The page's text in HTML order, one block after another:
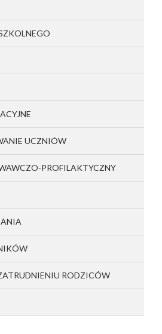
UCZNIÓW
PROFILAKTYCZNY
RODZICÓW